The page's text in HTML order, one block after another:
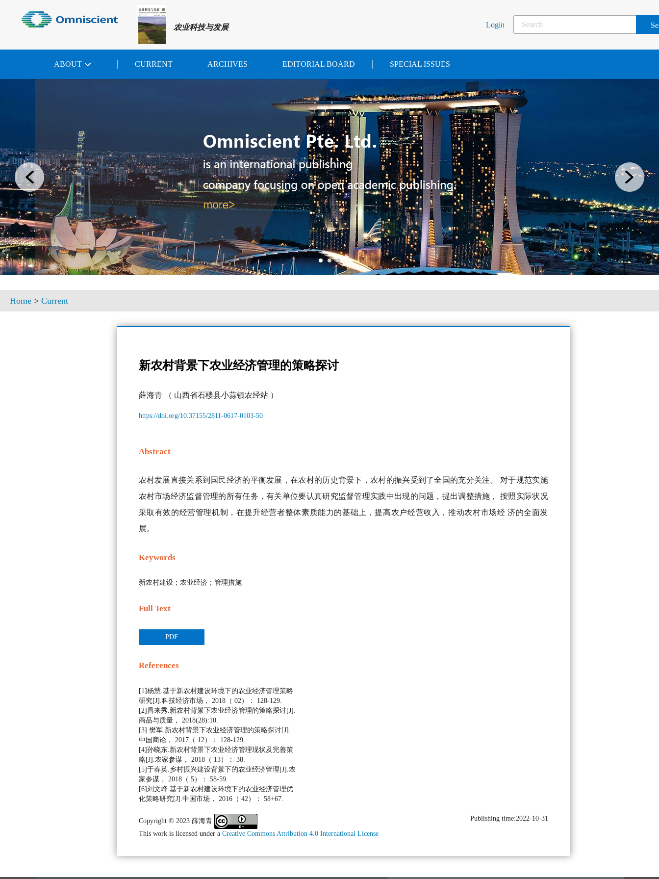
农业科技与发展 Login
ABOUT CURRENT ARCHIVES EDITORIAL BOARD SPECIAL ISSUES
Home > Current
新农村背景下农业经济管理的策略探讨
薛海青 （ 山西省石楼县小蒜镇农经站 ）
https://doi.org/10.37155/2811-0617-0103-50
Abstract
农村发展直接关系到国民经济的平衡发展，在农村的历史背景下，农村的振兴受到了全国的充分关注。 对于规范实施
农村市场经济监督管理的所有任务，有关单位要认真研究监督管理实践中出现的问题，提出调整措施， 按照实际状况
采取有效的经营管理机制，在提升经营者整体素质能力的基础上，提高农户经营收入，推动农村市场经 济的全面发
展。
Keywords
新农村建设；农业经济；管理措施
Full Text
PDF
References
[1]杨慧.基于新农村建设环境下的农业经济管理策略
研究[J].科技经济市场， 2018（ 02）： 128-129.
[2]昌来秀.新农村背景下农业经济管理的策略探讨[J].
商品与质量， 2018(28):10.
[3] 樊军.新农村背景下农业经济管理的策略探讨[J].
中国商论， 2017（ 12）： 128-129.
[4]孙晓东.新农村背景下农业经济管理现状及完善策
略[J].农家参谋， 2018（ 13）： 38.
[5]于春英.乡村振兴建设背景下的农业经济管理[J].农
家参谋， 2018（ 5）： 58-59.
[6]刘文峰.基于新农村建设环境下的农业经济管理优
化策略研究[J].中国市场， 2016（ 42）： 58+67.
Copyright © 2023 薛海青 Publishing time:2022-10-31
This work is licensed under a Creative Commons Attribution 4.0 International License